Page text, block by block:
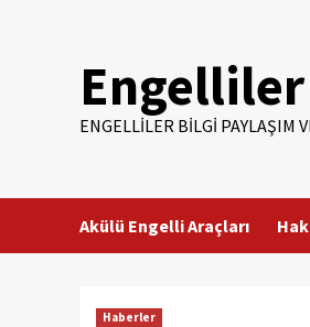
ENGELLILER BILGI PAYLAŞIM
Akülü Engelli Araçları
Haberler